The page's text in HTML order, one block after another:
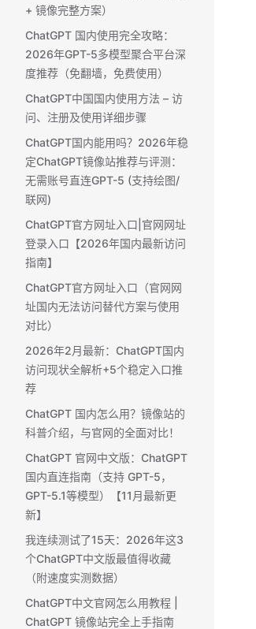
+ 镜像完整方案） ​
ChatGPT 国内使用完全攻略：
2026年GPT-5多模型聚合平台深
度推荐（免翻墙，免费使用）
ChatGPT中国国内使用方法 – 访
问、注册及使用详细步骤
ChatGPT国内能用吗？2026年稳
定ChatGPT镜像站推荐与评测：
无需账号直连GPT-5 (支持绘图/
联网)
ChatGPT官方网址入口|官网网址
登录入口【2026年国内最新访问
指南】
ChatGPT官方网址入口（官网网
址国内无法访问替代方案与使用
对比）
2026年2月最新：ChatGPT国内
访问现状全解析+5个稳定入口推
荐
ChatGPT 国内怎么用？镜像站的
科普介绍，与官网的全面对比！
ChatGPT 官网中文版：ChatGPT
国内直连指南（支持 GPT-5，
GPT-5.1等模型）【11月最新更
新】
我连续测试了15天：2026年这3
个ChatGPT中文版最值得收藏
（附速度实测数据）
ChatGPT中文官网怎么用教程 |
ChatGPT 镜像站完全上手指南